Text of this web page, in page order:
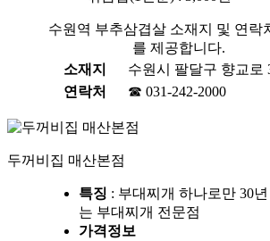
수원역 부추삼겹살 소재지 및 연락
를 제공합니다.
소재지
수원시 팔달구 향교로
연락처
☎ 031-242-2000
두꺼비집 매산본점
특징 : 부대찌개 하나로만 30
는 부대찌개 전문점
가격정보